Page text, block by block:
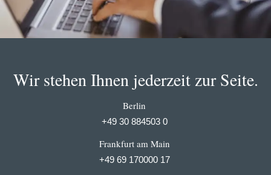
Wir stehen Ihnen jederzeit zur Seite.
Berlin
+49 30 884503 0
Frankfurt am Main
+49 69 170000 17